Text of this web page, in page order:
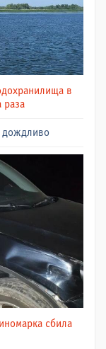
в
раза
дождливо
сбила